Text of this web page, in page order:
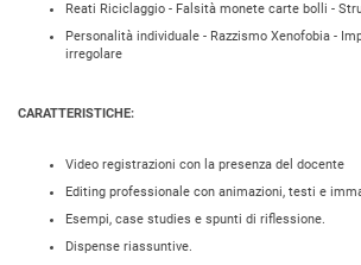
Reati Riciclaggio - Falsità monete carte bolli -
Personalità individuale - Razzismo Xenofobia -
irregolare
CARATTERISTICHE:
Video registrazioni con la presenza del docente
Editing professionale con animazioni, testi e
Esempi, case studies e spunti di riflessione.
Dispense riassuntive.